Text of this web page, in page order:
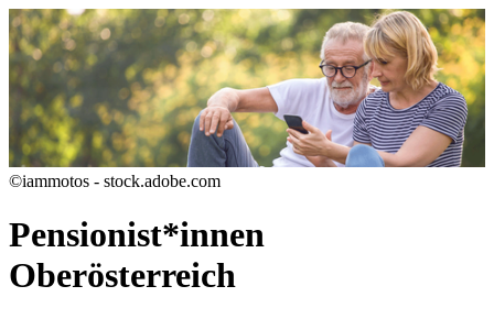
©iammotos - stock.adobe.com
Pensionist*innen
Oberösterreich